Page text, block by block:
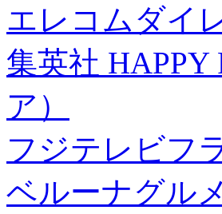
エレコムダイ
集英社 HAPPY
ア）
フジテレビフ
ベルーナグルメ